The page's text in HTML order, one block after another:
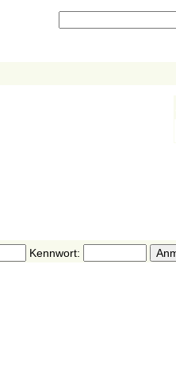
Kennwort: